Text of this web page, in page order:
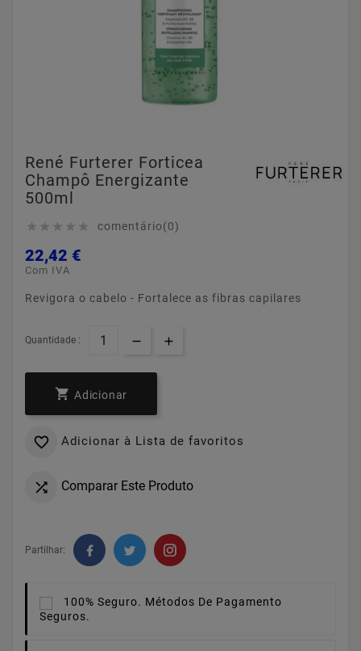
René Furterer Forticea
Champô Energizante
500ml
     comentário(0)
22,42 €
Com IVA
Revigora o cabelo - Fortalece as fibras capilares
Quantidade :
 Adicionar
 Adicionar à Lista de favoritos
 Comparar Este Produto
Partilhar:
100% Seguro. Métodos De Pagamento
Seguros.